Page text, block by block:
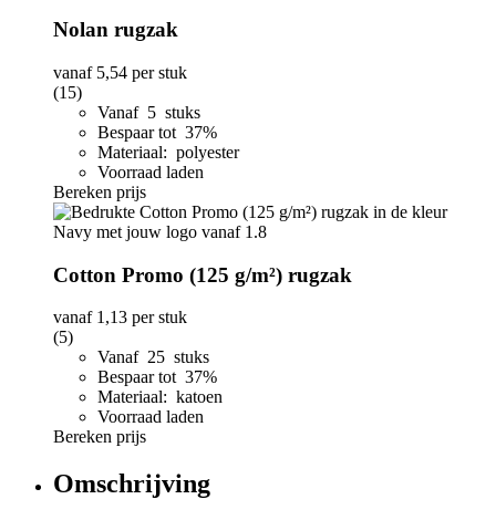
Nolan rugzak
vanaf 5,54 per stuk
(15)
Vanaf 5 stuks
Bespaar tot 37%
Materiaal: polyester
Voorraad laden
Bereken prijs
Cotton Promo (125 g/m²) rugzak
vanaf 1,13 per stuk
(5)
Vanaf 25 stuks
Bespaar tot 37%
Materiaal: katoen
Voorraad laden
Bereken prijs
Omschrijving